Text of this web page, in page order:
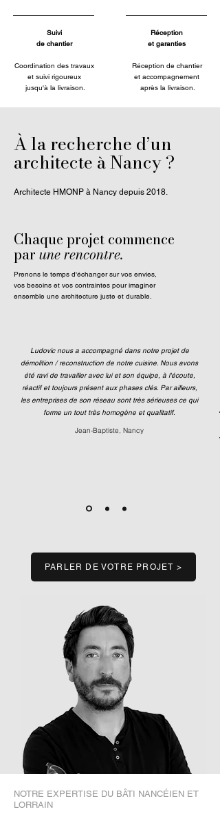
Suivi
de chantier
Coordination des travaux
et suivi rigoureux
jusqu'à la livraison.
Réception
et garanties
Réception de chantier
et accompagnement
après la livraison.
À la recherche d’un
architecte à Nancy ?
Architecte HMONP à Nancy depuis 2018.
Chaque projet commence
parune rencontre.
Prenons le temps d'échanger sur vos envies,
vos besoins et vos contraintes pour imaginer
ensemble une architecture juste et durable.
Ludovic nous a accompagné dans notre projet de
démolition / reconstruction de notre cuisine. Nous avons
été ravi de travailler avec lui et son équipe, à l'écoute,
réactif et toujours présent aux phases clés. Par ailleurs,
les entreprises de son réseau sont très sérieuses ce qui
forme un tout très homogène et qualitatif.
Jean-Baptiste, Nancy
PARLER DE VOTRE PROJET >
NOTRE EXPERTISE DU BÂTI NANCÉIEN ET
LORRAIN